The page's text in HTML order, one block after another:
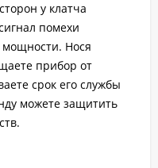
у клатча
помехи
мощности. Нося
прибор от
срок его службы
можете защитить